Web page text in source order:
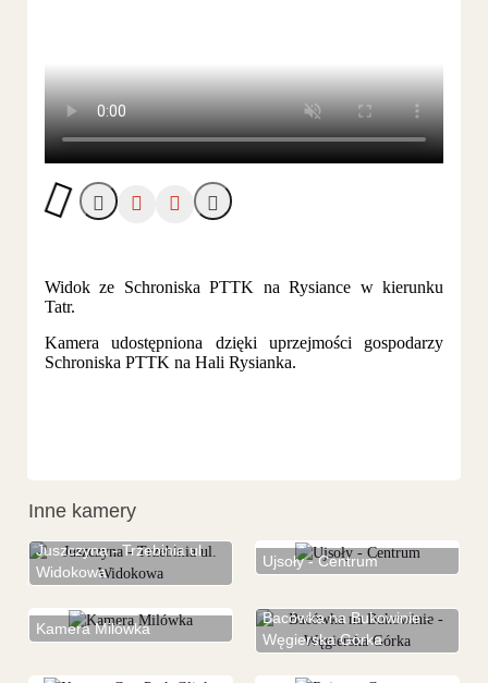
Widok ze Schroniska PTTK na Rysiance w kierunku
Tatr.
Kamera udostępniona dzięki uprzejmości gospodarzy
Schroniska PTTK na Hali Rysianka.
Inne kamery
Juszczyna - Trzebinia ul.
Widokowa
Ujsoły - Centrum
Kamera Milówka
Bacówka na Bukowinie -
Węgierska Górka